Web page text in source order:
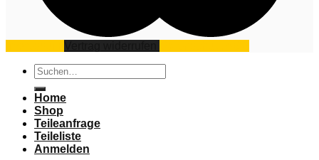
Suchen
nach:
Home
Shop
Teileanfrage
Teileliste
Anmelden